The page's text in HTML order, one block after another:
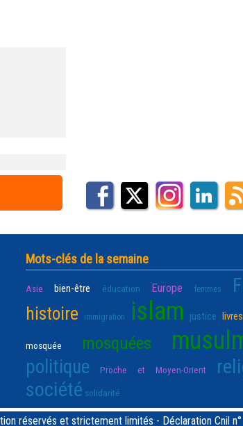
Mots-clés de la semaine
Asie bien-être éducation Europe femmes
histoire immigration islam justice livres
mosquée mosquées
politique Proche et Moyen-Orient
société solidarité
réservés et strictement limités - Déclaration Cnil